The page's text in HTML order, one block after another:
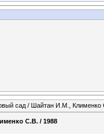
сад / Шайтан И.М., Клименко
С.В. / 1988